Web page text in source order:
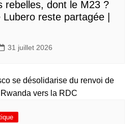
rebelles, dont le M23 ?
reste partagée |
31 juillet 2026